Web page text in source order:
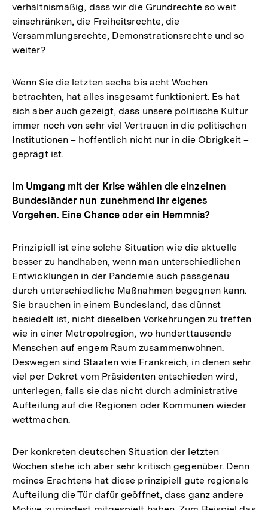
verhältnismäßig, dass wir die Grundrechte so weit
einschränken, die Freiheitsrechte, die
Versammlungsrechte, Demonstrationsrechte und so
weiter?
Wenn Sie die letzten sechs bis acht Wochen
betrachten, hat alles insgesamt funktioniert. Es hat
sich aber auch gezeigt, dass unsere politische Kultur
immer noch von sehr viel Vertrauen in die politischen
Institutionen – hoffentlich nicht nur in die Obrigkeit –
geprägt ist.
Im Umgang mit der Krise wählen die einzelnen
Bundesländer nun zunehmend ihr eigenes
Vorgehen. Eine Chance oder ein Hemmnis?
Prinzipiell ist eine solche Situation wie die aktuelle
besser zu handhaben, wenn man unterschiedlichen
Entwicklungen in der Pandemie auch passgenau
durch unterschiedliche Maßnahmen begegnen kann.
Sie brauchen in einem Bundesland, das dünnst
besiedelt ist, nicht dieselben Vorkehrungen zu treffen
wie in einer Metropolregion, wo hunderttausende
Menschen auf engem Raum zusammenwohnen.
Deswegen sind Staaten wie Frankreich, in denen sehr
viel per Dekret vom Präsidenten entschieden wird,
unterlegen, falls sie das nicht durch administrative
Aufteilung auf die Regionen oder Kommunen wieder
wettmachen.
Der konkreten deutschen Situation der letzten
Wochen stehe ich aber sehr kritisch gegenüber. Denn
meines Erachtens hat diese prinzipiell gute regionale
Aufteilung die Tür dafür geöffnet, dass ganz andere